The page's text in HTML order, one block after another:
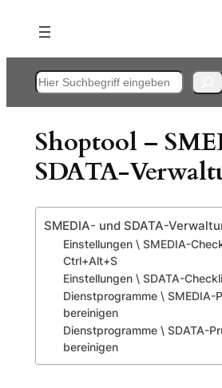
Inhalt
springen
Suchen
Shoptool –
SDATA-
SMEDIA- und SDATA-
Einstellungen \ SMEDIA-
Ctrl+Alt+S
Einstellungen \ SDATA-
Dienstprogramme \ SMEDIA-
bereinigen
Dienstprogramme \ SDATA-
bereinigen